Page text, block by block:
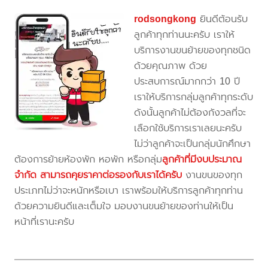
rodsongkong ยินดีต้อนรับ
ลูกค้าทุกท่านนะครับ เราให้
บริการงานขนย้ายของทุกชนิด
ด้วยคุณภาพ ด้วย
ประสบการณ์มากกว่า 10 ปี
เราให้บริการกลุ่มลูกค้าทุกระดับ
ดังนั้นลูกค้าไม่ต้องกังวลที่จะ
เลือกใช้บริการเราเลยนะครับ
ไม่ว่าลูกค้าจะเป็นกลุ่มนักศึกษา
ต้องการย้ายห้องพัก หอพัก หรือกลุ่มลูกค้าที่มีงบประมาณ
จำกัด สามารถคุยราคาต่อรองกับเราได้ครับ งานขนของทุก
ประเภทไม่ว่าจะหนักหรือเบา เราพร้อมให้บริการลูกค้าทุกท่าน
ด้วยความยินดีและเต็มใจ มอบงานขนย้ายของท่านให้เป็น
หน้าที่เรานะครับ